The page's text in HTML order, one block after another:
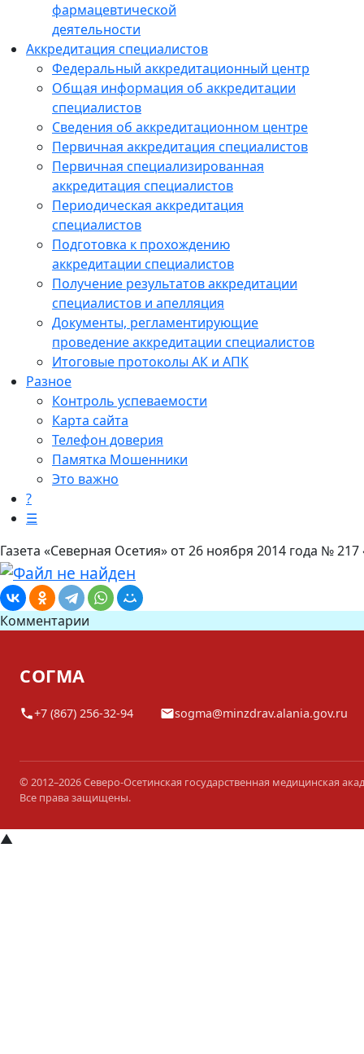
фармацевтической
деятельности
Аккредитация специалистов
Федеральный аккредитационный центр
Общая информация об аккредитации
специалистов
Сведения об аккредитационном центре
Первичная аккредитация специалистов
Первичная специализированная
аккредитация специалистов
Периодическая аккредитация
специалистов
Подготовка к прохождению
аккредитации специалистов
Получение результатов аккредитации
специалистов и апелляция
Документы, регламентирующие
проведение аккредитации специалистов
Итоговые протоколы АК и АПК
Разное
Контроль успеваемости
Карта сайта
Телефон доверия
Памятка Мошенники
Это важно
?
☰
Газета «Северная Осетия» от 26 ноября 2014 года №
Комментарии
СОГМА
+7 (867) 256-32-94 sogma@minzdrav.alania.gov.ru
© 2012–2026 Северо-Осетинская государственная медицинская
Все права защищены.
▲